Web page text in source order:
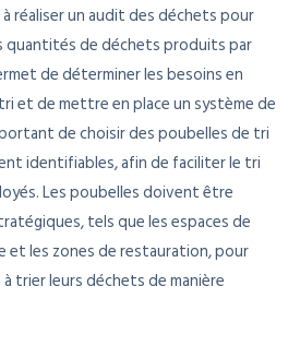
réaliser un audit des déchets pour
de déchets produits par
de déterminer les besoins en
et de mettre en place un système de
de choisir des poubelles de tri
identifiables, afin de faciliter le tri
Les poubelles doivent être
tels que les espaces de
et les zones de restauration, pour
trier leurs déchets de manière